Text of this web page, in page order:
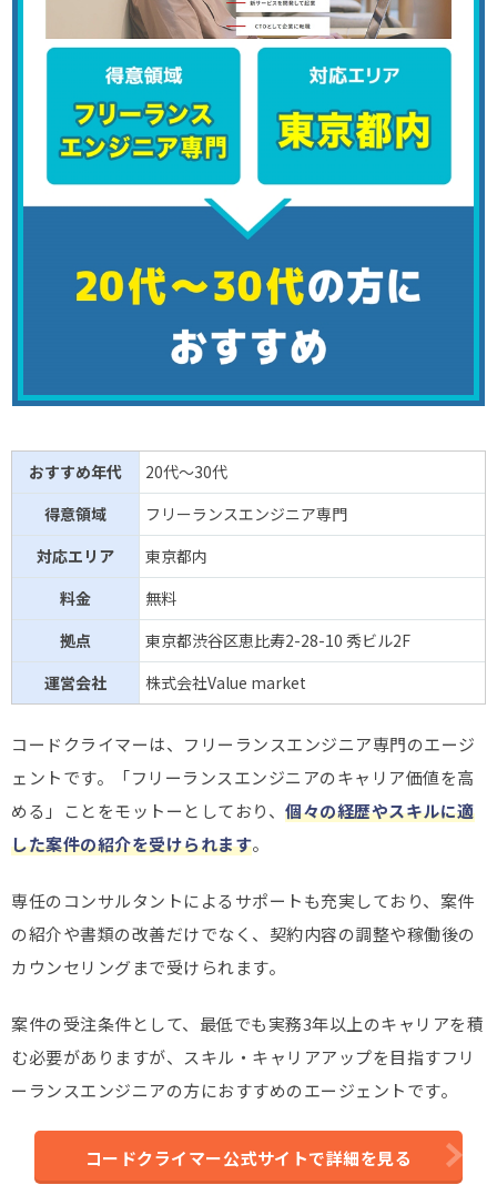
おすすめ年代
20代～30代
得意領域
フリーランスエンジニア専門
対応エリア
東京都内
料金
無料
拠点
東京都渋谷区恵比寿2-28-10 秀ビル2F
運営会社
株式会社Value market
コードクライマーは、フリーランスエンジニア専門のエージ
ェントです。「フリーランスエンジニアのキャリア価値を高
める」ことをモットーとしており、 個々の経歴やスキルに適
した案件の紹介を受けられます。
専任のコンサルタントによるサポートも充実しており、案件
の紹介や書類の改善だけでなく、契約内容の調整や稼働後の
カウンセリングまで受けられます。
案件の受注条件として、最低でも実務3年以上のキャリアを積
む必要がありますが、スキル・キャリアアップを目指すフリ
ーランスエンジニアの方におすすめのエージェントです。
コードクライマー公式サイトで詳細を見る